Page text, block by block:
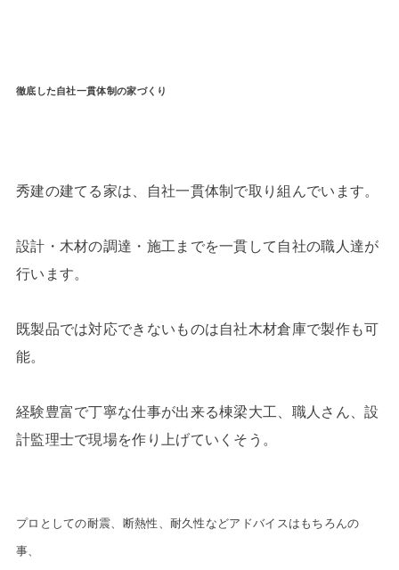
徹底した自社一貫体制の家づくり
秀建の建てる家は、自社一貫体制で取り組んでいます。
設計・木材の調達・施工までを一貫して自社の職人達が
行います。
既製品では対応できないものは自社木材倉庫で製作も可
能。
経験豊富で丁寧な仕事が出来る棟梁大工、職人さん、設
計監理士で現場を作り上げていくそう。
プロとしての耐震、断熱性、耐久性などアドバイスはもちろんの
事、